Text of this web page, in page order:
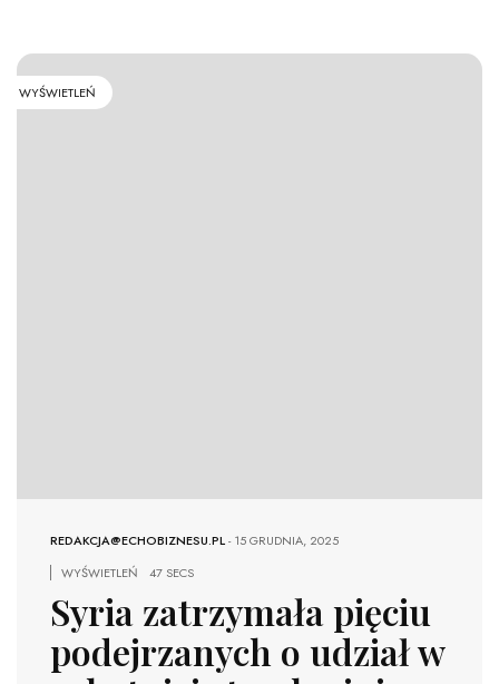
WYŚWIETLEŃ
REDAKCJA@ECHOBIZNESU.PL-15 GRUDNIA, 2025
WYŚWIETLEŃ
47 SECS
Syria zatrzymała pięciu
podejrzanych o udział w